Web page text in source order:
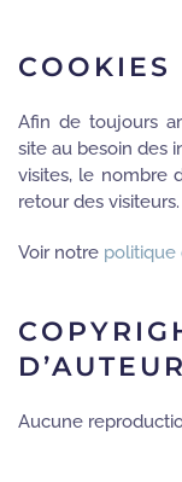
COOKIES
Afin de toujours
site au besoin des
visites, le nombre
retour des visiteurs.
Voir notre politique
D’AUTEUR
Aucune